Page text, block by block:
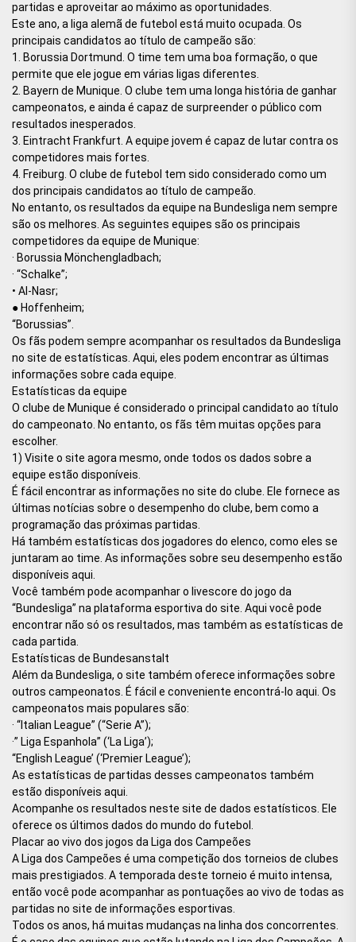
partidas e aproveitar ao máximo as oportunidades.
Este ano, a liga alemã de futebol está muito ocupada. Os
principais candidatos ao título de campeão são:
1. Borussia Dortmund. O time tem uma boa formação, o que
permite que ele jogue em várias ligas diferentes.
2. Bayern de Munique. O clube tem uma longa história de ganhar
campeonatos, e ainda é capaz de surpreender o público com
resultados inesperados.
3. Eintracht Frankfurt. A equipe jovem é capaz de lutar contra os
competidores mais fortes.
4. Freiburg. O clube de futebol tem sido considerado como um
dos principais candidatos ao título de campeão.
No entanto, os resultados da equipe na Bundesliga nem sempre
são os melhores. As seguintes equipes são os principais
competidores da equipe de Munique:
· Borussia Mönchengladbach;
· “Schalke”;
• Al-Nasr;
● Hoffenheim;
“Borussias”.
Os fãs podem sempre acompanhar os resultados da Bundesliga
no site de estatísticas. Aqui, eles podem encontrar as últimas
informações sobre cada equipe.
Estatísticas da equipe
O clube de Munique é considerado o principal candidato ao título
do campeonato. No entanto, os fãs têm muitas opções para
escolher.
1) Visite o site agora mesmo, onde todos os dados sobre a
equipe estão disponíveis.
É fácil encontrar as informações no site do clube. Ele fornece as
últimas notícias sobre o desempenho do clube, bem como a
programação das próximas partidas.
Há também estatísticas dos jogadores do elenco, como eles se
juntaram ao time. As informações sobre seu desempenho estão
disponíveis aqui.
Você também pode acompanhar o livescore do jogo da
“Bundesliga” na plataforma esportiva do site. Aqui você pode
encontrar não só os resultados, mas também as estatísticas de
cada partida.
Estatísticas de Bundesanstalt
Além da Bundesliga, o site também oferece informações sobre
outros campeonatos. É fácil e conveniente encontrá-lo aqui. Os
campeonatos mais populares são:
· “Italian League” (“Serie A”);
·” Liga Espanhola” (‘La Liga’);
“English League’ (‘Premier League’);
As estatísticas de partidas desses campeonatos também
estão disponíveis aqui.
Acompanhe os resultados neste site de dados estatísticos. Ele
oferece os últimos dados do mundo do futebol.
Placar ao vivo dos jogos da Liga dos Campeões
A Liga dos Campeões é uma competição dos torneios de clubes
mais prestigiados. A temporada deste torneio é muito intensa,
então você pode acompanhar as pontuações ao vivo de todas as
partidas no site de informações esportivas.
Todos os anos, há muitas mudanças na linha dos concorrentes.